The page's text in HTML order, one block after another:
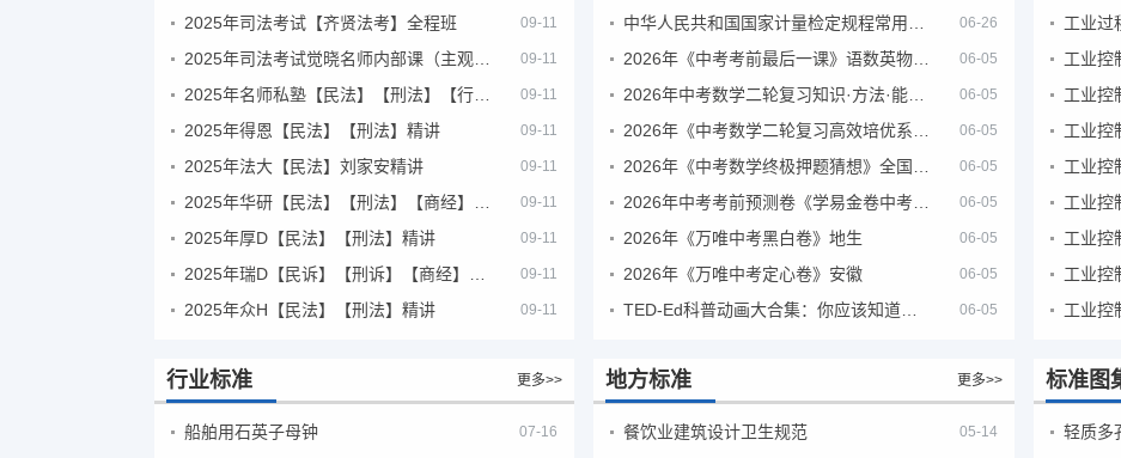
2025年司法考试【齐贤法考】全程班 09-11
09-11
09-11
2025年得恩【民法】【刑法】精讲 09-11
2025年法大【民法】刘家安精讲 09-11
09-11
2025年厚D【民法】【刑法】精讲 09-11
09-11
2025年众H【民法】【刑法】精讲 09-11
06-26
06-05
06-05
06-05
06-05
06-05
2026年《万唯中考黑白卷》地生 06-05
2026年《万唯中考定心卷》安徽 06-05
06-05
行业标准 更多>>
船舶用石英子母钟 07-16
地方标准 更多>>
餐饮业建筑设计卫生规范 05-14
标准图
轻质多